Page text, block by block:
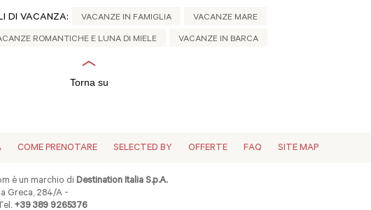
DI VACANZA: VACANZE IN FAMIGLIA VACANZE MARE
ROMANTICHE E LUNA DI MIELE VACANZE IN BARCA
Torna su
COME PRENOTARE SELECTED BY OFFERTE FAQ SITE MAP
è un marchio diDestination Italia S.p.A.
Greca, 284/A -
+39 389 9265376